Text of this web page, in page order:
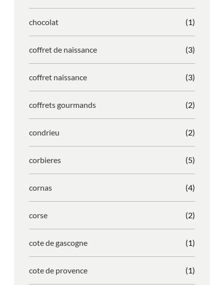
chocolat (1)
coffret de naissance (3)
coffret naissance (3)
coffrets gourmands (2)
condrieu (2)
corbieres (5)
cornas (4)
corse (2)
cote de gascogne (1)
cote de provence (1)